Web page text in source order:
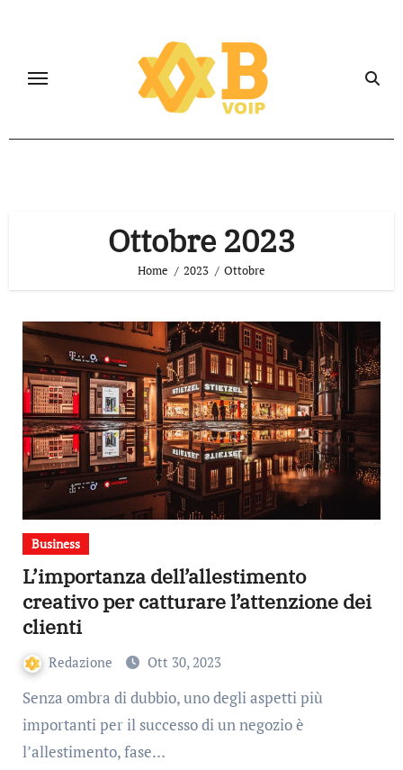
Ottobre 2023
Home 2023 Ottobre
Business
L’importanza dell’allestimento
creativo per catturare l’attenzione dei
clienti
Redazione Ott 30, 2023
Senza ombra di dubbio, uno degli aspetti più
importanti per il successo di un negozio è
l’allestimento, fase…